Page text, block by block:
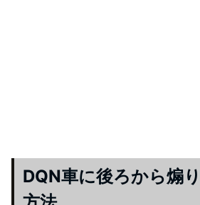
DQN車に後ろから煽